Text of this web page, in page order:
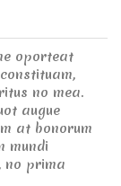
oporteat
no mea.
augue
at bonorum
mundi
no prima